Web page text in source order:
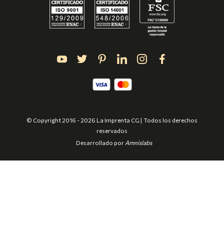
© Copyright 2016 - 2026 La Imprenta CG | Todos los derechos
reservados
Desarrollado por Amnislabs